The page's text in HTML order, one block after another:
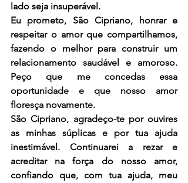
lado seja insuperável.
Eu prometo, São Cipriano, honrar e
respeitar o amor que compartilhamos,
fazendo o melhor para construir um
relacionamento saudável e amoroso.
Peço que me concedas essa
oportunidade e que nosso amor
floresça novamente.
São Cipriano, agradeço-te por ouvires
as minhas súplicas e por tua ajuda
inestimável. Continuarei a rezar e
acreditar na força do nosso amor,
confiando que, com tua ajuda, meu